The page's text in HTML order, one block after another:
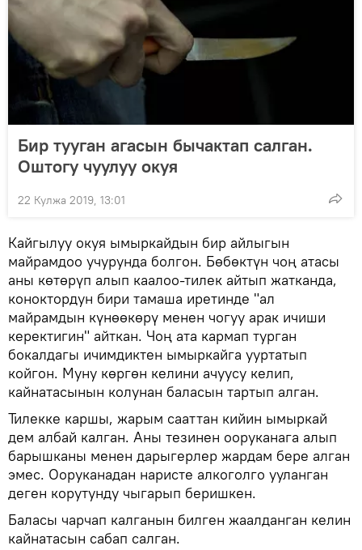
Бир тууган агасын бычактап салган.
Оштогу чуулуу окуя
22 Кулжа 2019, 13:01
Кайгылуу окуя ымыркайдын бир айлыгын
майрамдоо учурунда болгон. Бөбөктүн чоң атасы
аны көтөрүп алып каалоо-тилек айтып жатканда,
коноктордун бири тамаша иретинде "ал
майрамдын күнөөкөрү менен чогуу арак ичиши
керектигин" айткан. Чоң ата кармап турган
бокалдагы ичимдиктен ымыркайга ууртатып
койгон. Муну көргөн келини ачуусу келип,
кайнатасынын колунан баласын тартып алган.
Тилекке каршы, жарым сааттан кийин ымыркай
дем албай калган. Аны тезинен ооруканага алып
барышканы менен дарыгерлер жардам бере алган
эмес. Ооруканадан наристе алкоголго ууланган
деген корутунду чыгарып беришкен.
Баласы чарчап калганын билген жаалданган келин
кайнатасын сабап салган.